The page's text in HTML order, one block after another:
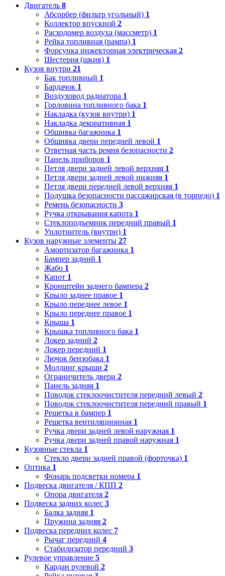
Двигатель 8
Абсорбер (фильтр угольный) 1
Коллектор впускной 2
Расходомер воздуха (массметр) 1
Рейка топливная (рампа) 1
Форсунка инжекторная электрическая 2
Шестерня (шкив) 1
Кузов внутри 21
Бак топливный 1
Бардачок 1
Воздуховод радиатора 1
Горловина топливного бака 1
Накладка (кузов внутри) 1
Накладка декоративная 1
Обшивка багажника 1
Обшивка двери передней левой 1
Ответная часть ремня безопасности 2
Панель приборов 1
Петля двери задней левой верхняя 1
Петля двери задней левой нижняя 1
Петля двери передней левой верхняя 1
Подушка безопасности пассажирская (в торпедо) 1
Ремень безопасности 3
Ручка открывания капота 1
Стеклоподъемник передний правый 1
Уплотнитель (внутри) 1
Кузов наружные элементы 27
Амортизатор багажника 1
Бампер задний 1
Жабо 1
Капот 1
Кронштейн заднего бампера 2
Крыло заднее правое 1
Крыло переднее левое 1
Крыло переднее правое 1
Крыша 1
Крышка топливного бака 1
Локер задний 2
Локер передний 1
Лючок бензобака 1
Молдинг крыши 2
Ограничитель двери 2
Панель задняя 1
Поводок стеклоочистителя передний левый 2
Поводок стеклоочистителя передний правый 1
Решетка в бампер 1
Решетка вентиляционная 1
Ручка двери задней левой наружная 1
Ручка двери задней правой наружная 1
Кузовные стекла 1
Стекло двери задней правой (форточка) 1
Оптика 1
Фонарь подсветки номера 1
Подвеска двигателя / КПП 2
Опора двигателя 2
Подвеска задних колес 3
Балка задняя 1
Пружина задняя 2
Подвеска передних колес 7
Рычаг передний 4
Стабилизатор передний 3
Рулевое управление 5
Кардан рулевой 2